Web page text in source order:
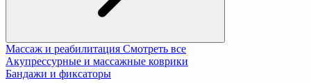
Массаж и реабилитация Смотреть все
Акупрессурные и массажные коврики
Бандажи и фиксаторы